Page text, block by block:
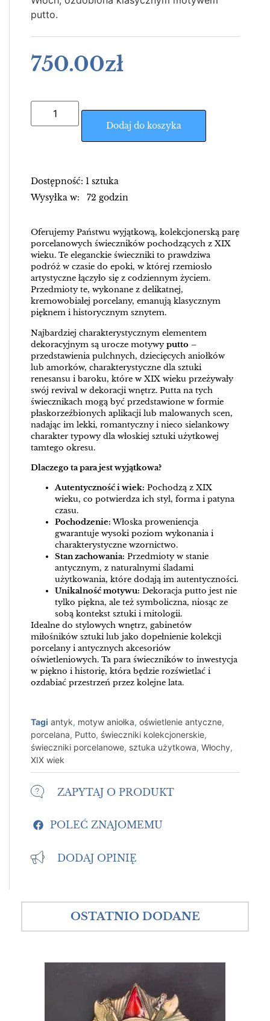
putto.
750.00zł
Dodaj do koszyka
Dostępność: 1 sztuka
Wysyłka w: 72 godzin
Oferujemy Państwu wyjątkową, kolekcjonerską parę
porcelanowych świeczników pochodzących z XIX
wieku. Te eleganckie świeczniki to prawdziwa
podróż w czasie do epoki, w której rzemiosło
artystyczne łączyło się z codziennym życiem.
Przedmioty te, wykonane z delikatnej,
kremowobiałej porcelany, emanują klasycznym
pięknem i historycznym sznytem.
Najbardziej charakterystycznym elementem
dekoracyjnym są urocze motywyputto –
przedstawienia pulchnych, dziecięcych aniołków
lub amorków, charakterystyczne dla sztuki
renesansu i baroku, które w XIX wieku przeżywały
swój revival w dekoracji wnętrz. Putta na tych
świecznikach mogą być przedstawione w formie
płaskorzeźbionych aplikacji lub malowanych scen,
nadając im lekki, romantyczny i nieco sielankowy
charakter typowy dla włoskiej sztuki użytkowej
tamtego okresu.
Dlaczego ta para jest wyjątkowa?
Autentyczność i wiek: Pochodzą z XIX
wieku, co potwierdza ich styl, forma i patyna
czasu.
Pochodzenie:Włoska proweniencja
gwarantuje wysoki poziom wykonania i
charakterystyczne wzornictwo.
Stan zachowania: Przedmioty w stanie
antycznym, z naturalnymi śladami
użytkowania, które dodają im autentyczności.
Unikalność motywu: Dekoracja putto jest nie
tylko piękna, ale też symboliczna, niosąc ze
sobą kontekst sztuki i mitologii.
Idealne do stylowych wnętrz, gabinetów
miłośników sztuki lub jako dopełnienie kolekcji
porcelany i antycznych akcesoriów
oświetleniowych. Ta para świeczników to inwestycja
w piękno i historię, która będzie rozświetlać i
ozdabiać przestrzeń przez kolejne lata.
Tagi antyk, motyw aniołka, oświetlenie antyczne,
porcelana, Putto, świeczniki kolekcjonerskie,
świeczniki porcelanowe, sztuka użytkowa, Włochy,
XIX wiek
ZAPYTAJ O PRODUKT
POLEĆ ZNAJOMEMU
DODAJ OPINIĘ
OSTATNIO DODANE